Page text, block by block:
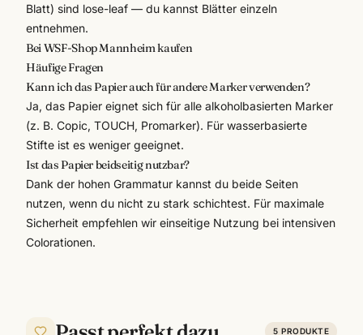
Blatt) sind lose-leaf — du kannst Blätter einzeln
entnehmen.
Bei WSF-Shop Mannheim kaufen
Häufige Fragen
Kann ich das Papier auch für andere Marker verwenden?
Ja, das Papier eignet sich für alle alkoholbasierten Marker
(z. B. Copic, TOUCH, Promarker). Für wasserbasierte
Stifte ist es weniger geeignet.
Ist das Papier beidseitig nutzbar?
Dank der hohen Grammatur kannst du beide Seiten
nutzen, wenn du nicht zu stark schichtest. Für maximale
Sicherheit empfehlen wir einseitige Nutzung bei intensiven
Colorationen.
5 PRODUKTE